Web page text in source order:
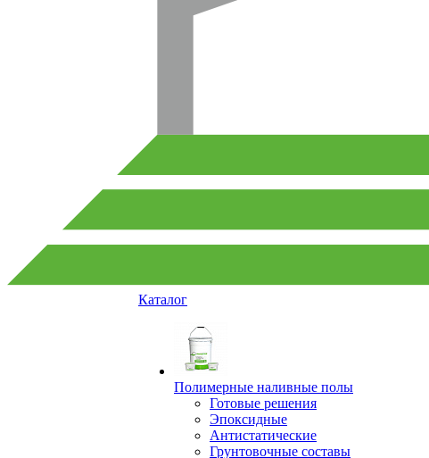
Каталог
Полимерные наливные полы
Готовые решения
Эпоксидные
Антистатические
Грунтовочные составы